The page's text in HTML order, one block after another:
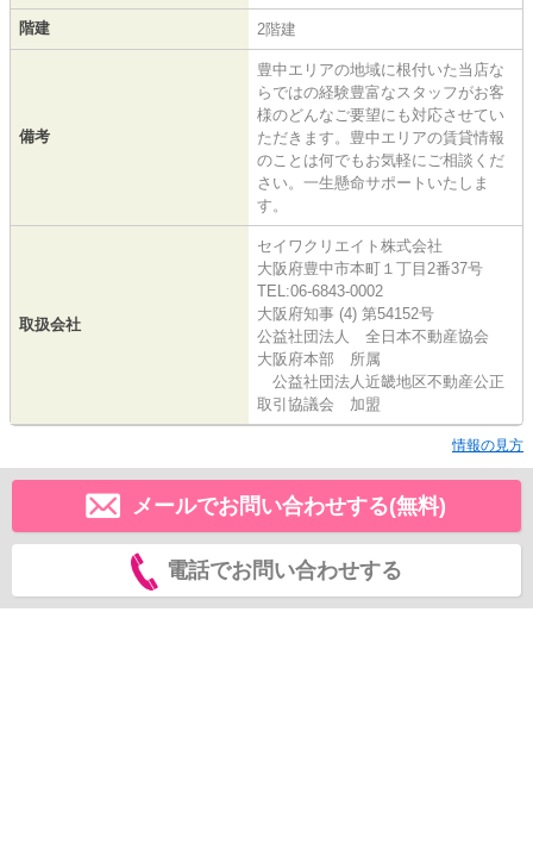
階建 2階建
備考
豊中エリアの地域に根付いた当店な
らではの経験豊富なスタッフがお客
様のどんなご要望にも対応させてい
ただきます。豊中エリアの賃貸情報
のことは何でもお気軽にご相談くだ
さい。一生懸命サポートいたしま
す。
取扱会社
セイワクリエイト株式会社
大阪府豊中市本町１丁目2番37号
TEL:06-6843-0002
大阪府知事 (4) 第54152号
公益社団法人 全日本不動産協会
大阪府本部 所属
公益社団法人近畿地区不動産公正
取引協議会 加盟
情報の見方
メールでお問い合わせする(無料)
電話でお問い合わせする